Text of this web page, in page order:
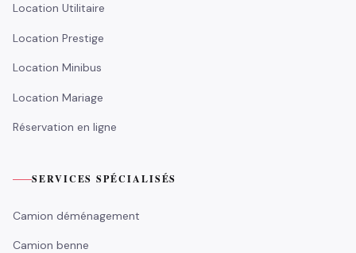
Location Utilitaire
Location Prestige
Location Minibus
Location Mariage
Réservation en ligne
SERVICES SPÉCIALISÉS
Camion déménagement
Camion benne